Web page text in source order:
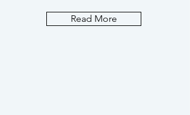
Read More